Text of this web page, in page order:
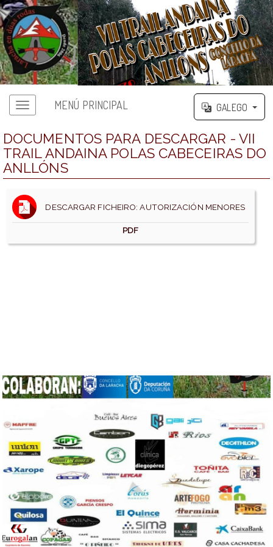
MENÚ PRINCIPAL GALEGO
DOCUMENTOS PARA DESCARGAR - VII
TRAIL ANDAINA POLAS CABECEIRAS DO
ANLLÓNS
DESCARGAR FICHEIRO: AUTORIZACIÓN MENORES
PDF